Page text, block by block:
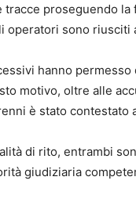
proseguendo la
operatori sono
hanno
motivo, oltre alle
è stato contestato
di rito, entrambi
giudiziaria